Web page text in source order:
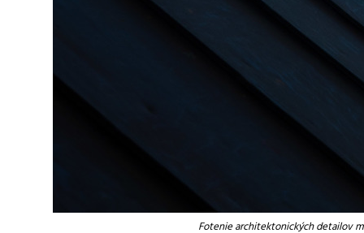
Fotenie architektonických detailov